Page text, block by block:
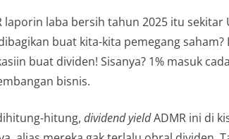
laporin laba bersih tahun 2025 itu
buat kita-kita pemegang
buat dividen! Sisanya? 1% masuk
bisnis.
hitung, dividend yieldADMR ini di